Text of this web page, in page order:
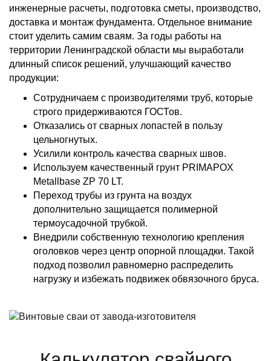
инженерные расчеты, подготовка сметы, производство,
доставка и монтаж фундамента. Отдельное внимание
стоит уделить самим сваям. За годы работы на
территории Ленинградской области мы выработали
длинный список решений, улучшающий качество
продукции:
Сотрудничаем с производителями труб, которые
строго придерживаются ГОСТов.
Отказались от сварных лопастей в пользу
цельногнутых.
Усилили контроль качества сварных швов.
Используем качественный грунт PRIMAPOX
Metallbase ZP 70 LT.
Переход трубы из грунта на воздух
дополнительно защищается полимерной
термоусадочной трубкой.
Внедрили собственную технологию крепления
оголовков через центр опорной площадки. Такой
подход позволил равномерно распределить
нагрузку и избежать подвижек обвязочного бруса.